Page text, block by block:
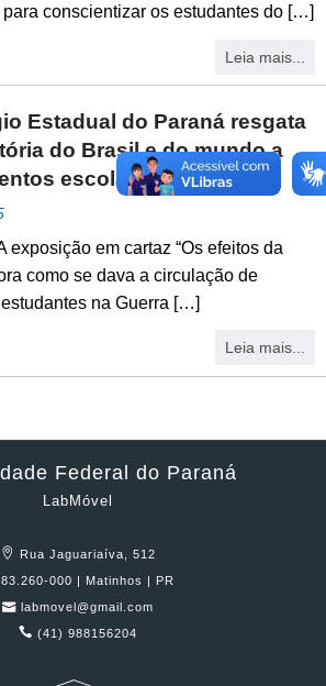
conscientizar os estudantes do […]
Leia mais...
Estadual do Paraná resgata
do Brasil e do mundo a
escolares
exposição em cartaz “Os efeitos da
como se dava a circulação de
na Guerra […]
Leia mais...
Federal do Paraná
LabMóvel
Rua Jaguariaíva, 512
83.260-000 | Matinhos | PR
labmovel@gmail.com
(41) 988156204